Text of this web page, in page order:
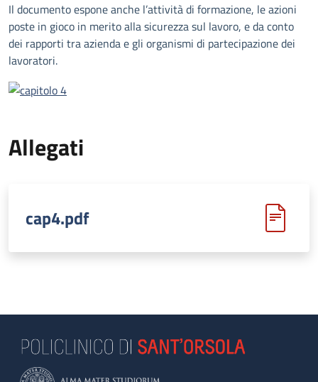
Il documento espone anche l’attività di formazione, le azioni
poste in gioco in merito alla sicurezza sul lavoro, e da conto
dei rapporti tra azienda e gli organismi di partecipazione dei
lavoratori.
Allegati
cap4.pdf